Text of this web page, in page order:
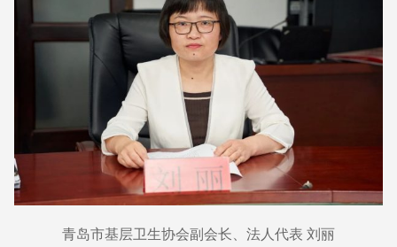
青岛市基层卫生协会副会长、法人代表 刘丽